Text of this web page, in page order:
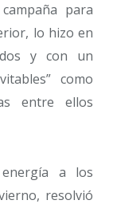
para
lo hizo en
y con un
como
entre ellos
a los
resolvió